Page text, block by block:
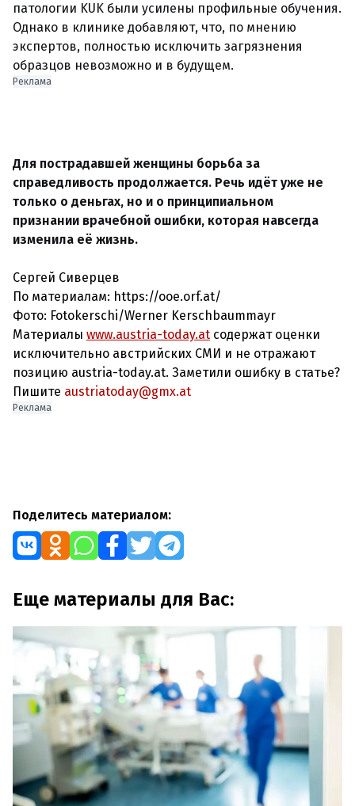
патологии KUK были усилены профильные обучения.
Однако в клинике добавляют, что, по мнению
экспертов, полностью исключить загрязнения
образцов невозможно и в будущем.
Реклама
Для пострадавшей женщины борьба за
справедливость продолжается. Речь идёт уже не
только о деньгах, но и о принципиальном
признании врачебной ошибки, которая навсегда
изменила её жизнь.
Сергей Сиверцев
По материалам: https://ooe.orf.at/
Фото: Fotokerschi/Werner Kerschbaummayr
Материалы www.austria-today.at содержат оценки
исключительно австрийских СМИ и не отражают
позицию austria-today.at. Заметили ошибку в статье?
Пишите austriatoday@gmx.at
Реклама
Поделитесь материалом:
Еще материалы для Вас: